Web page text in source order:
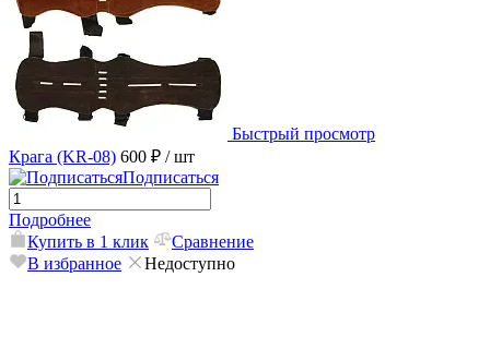
Быстрый просмотр
Крага (KR-08) 600 ₽ / шт
Подписаться
Подробнее
Купить в 1 клик
Сравнение
В избранное
Недоступно